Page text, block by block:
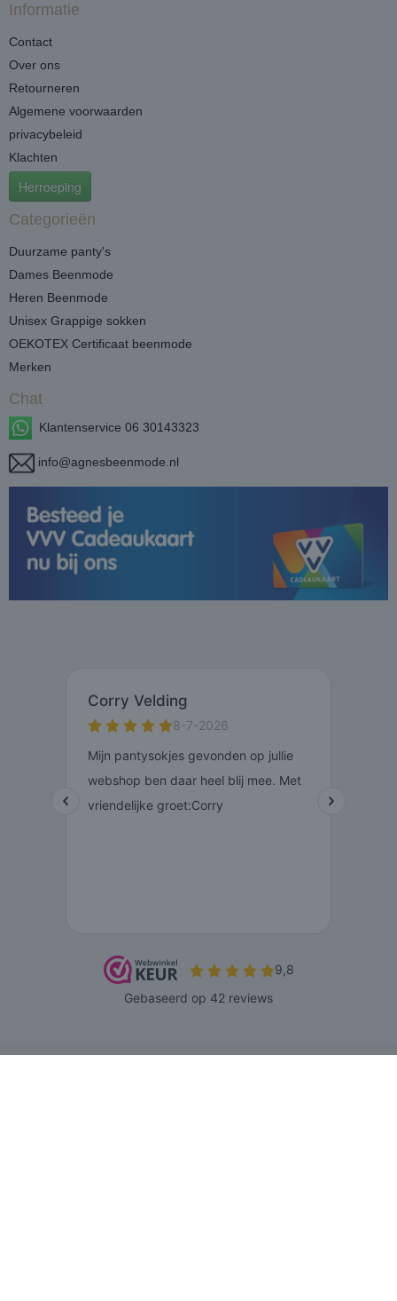
Informatie
Contact
Over ons
Retourneren
Algemene voorwaarden
privacybeleid
Klachten
Herroeping
Categorieën
Duurzame panty's
Dames Beenmode
Heren Beenmode
Unisex Grappige sokken
OEKOTEX Certificaat beenmode
Merken
Chat
Klantenservice 06 30143323
info@agnesbeenmode.nl